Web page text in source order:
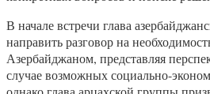
В начале встречи глава
направить разговор на
Азербайджаном, представляя
случае возможных социально-